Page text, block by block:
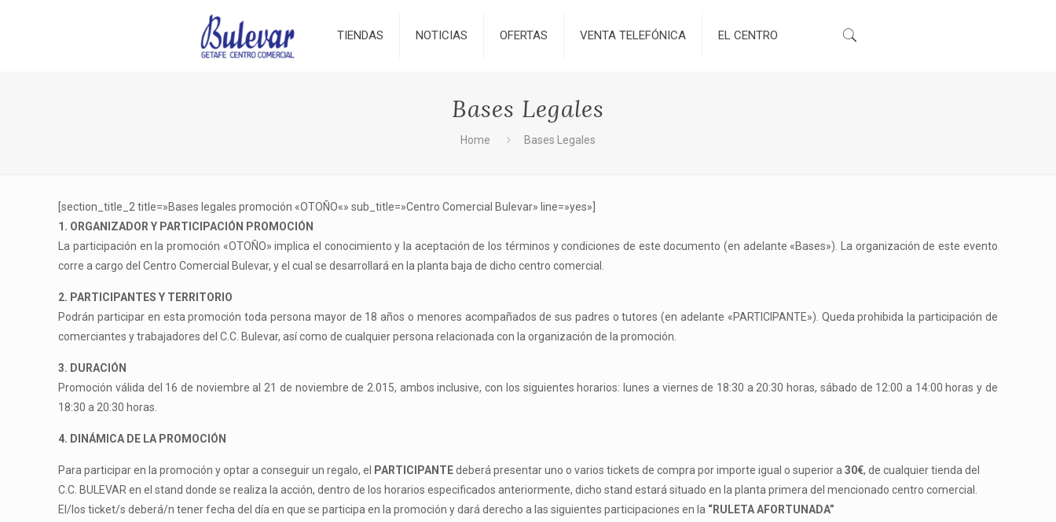
TIENDAS NOTICIAS OFERTAS VENTA TELEFÓNICA EL CENTRO
Bases Legales
Home Bases Legales
[section_title_2 title=»Bases legales promoción «OTOÑO«» sub_title=»Centro Comercial Bulevar» line=»yes»]
1. ORGANIZADOR Y PARTICIPACIÓN PROMOCIÓN
La participación en la promoción «OTOÑO» implica el conocimiento y la aceptación de los términos y condiciones de este documento (en adelante «Bases»). La organización de este evento
corre a cargo del Centro Comercial Bulevar, y el cual se desarrollará en la planta baja de dicho centro comercial.
2. PARTICIPANTES Y TERRITORIO
Podrán participar en esta promoción toda persona mayor de 18 años o menores acompañados de sus padres o tutores (en adelante «PARTICIPANTE»). Queda prohibida la participación de
comerciantes y trabajadores del C.C. Bulevar, así como de cualquier persona relacionada con la organización de la promoción.
3. DURACIÓN
Promoción válida del 16 de noviembre al 21 de noviembre de 2.015, ambos inclusive, con los siguientes horarios: lunes a viernes de 18:30 a 20:30 horas, sábado de 12:00 a 14:00 horas y de
18:30 a 20:30 horas.
4. DINÁMICA DE LA PROMOCIÓN
Para participar en la promoción y optar a conseguir un regalo, el PARTICIPANTEdeberá presentar uno o varios tickets de compra por importe igual o superior a30€,de cualquier tienda del
C.C. BULEVAR en el stand donde se realiza la acción,dentro de los horarios especificados anteriormente, dicho stand estará situado en la planta primera del mencionado centro comercial.
El/los ticket/s deberá/n tenerfecha del día en que se participa en la promoción y dará derecho a las siguientesparticipaciones en la “RULETA AFORTUNADA”